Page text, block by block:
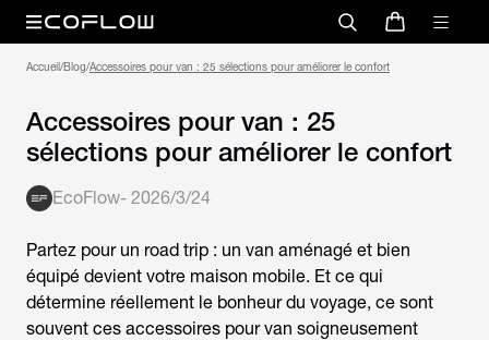
Accueil/Blog/Accessoires pour van : 25 sélections pour améliorer le confort
Accessoires pour van : 25
sélections pour améliorer le confort
EcoFlow- 2026/3/24
Partez pour un road trip : un van aménagé et bien
équipé devient votre maison mobile. Et ce qui
détermine réellement le bonheur du voyage, ce sont
souvent ces accessoires pour van soigneusement